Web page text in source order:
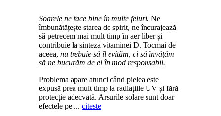
Soarele ne face bine în multe feluri. Ne
îmbunătățește starea de spirit, ne încurajează
să petrecem mai mult timp în aer liber și
contribuie la sinteza vitaminei D. Tocmai de
aceea, nu trebuie să îl evităm, ci să învățăm
să ne bucurăm de el în mod responsabil.
Problema apare atunci când pielea este
expusă prea mult timp la radiațiile UV și fără
protecție adecvată. Arsurile solare sunt doar
efectele pe ... citeste